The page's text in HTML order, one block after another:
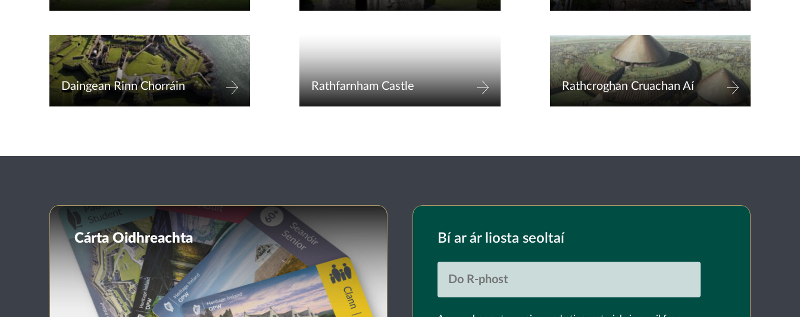
Daingean Rinn Chorráin Rathfarnham Castle Rathcroghan Cruachan Aí
Cárta Oidhreachta Bí ar ár liosta seoltaí